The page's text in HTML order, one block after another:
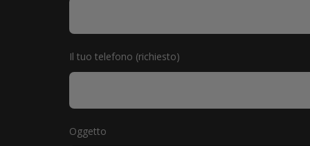
Il tuo telefono (richiesto)
Oggetto